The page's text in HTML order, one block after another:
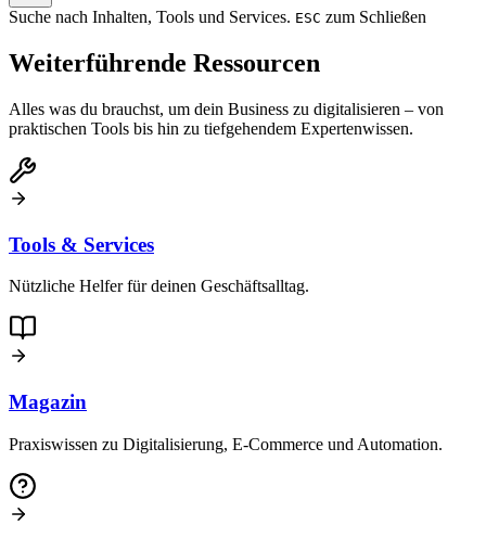
Suche nach Inhalten, Tools und Services. ESC zum Schließen
Weiterführende Ressourcen
Alles was du brauchst, um dein Business zu digitalisieren – von
praktischen Tools bis hin zu tiefgehendem Expertenwissen.
Tools & Services
Nützliche Helfer für deinen Geschäftsalltag.
Magazin
Praxiswissen zu Digitalisierung, E-Commerce und Automation.